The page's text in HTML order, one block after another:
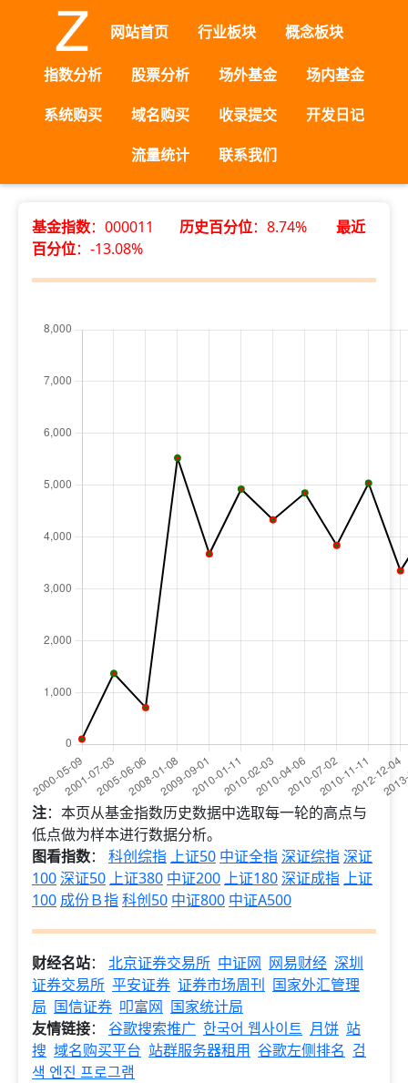
网站首页 行业板块 概念板块
指数分析 股票分析 场外基金
场内基金
系统购买
域名购买 收录提交
开发日记
流量统计
联系我们
基金指数：000011 历史百分位：8.74% 最近
百分位：-13.08%
注：本页从基金指数历史数据中选取每一轮的高点与
低点做为样本进行数据分析。
图看指数： 科创综指 上证50 中证全指深证综指深证
100深证50 上证380 中证200 上证180深证成指 上证
100 成份Ｂ指科创50 中证800 中证A500
财经名站： 北京证券交易所 中证网 网易财经 深圳
证券交易所 平安证券 证券市场周刊 国家外汇管理
局 国信证券 叩富网 国家统计局
友情链接： 谷歌搜索推广 한국어 웹사이트 月饼 站
搜 域名购买平台 站群服务器租用 谷歌左侧排名 검
색 엔진 프로그램